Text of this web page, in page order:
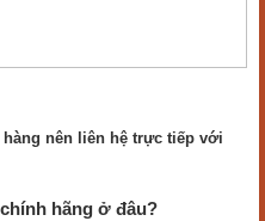
nên liên hệ trực tiếp với
hãng ở đâu?